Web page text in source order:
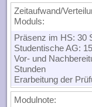
Zeitaufwand/
Moduls:
Präsenz im HS: 30
Studentische AG:
Vor- und
Stunden
Erarbeitung der
Modulnote: